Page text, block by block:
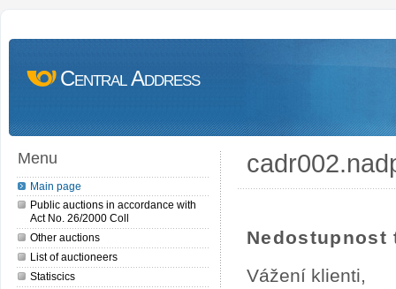
Central Address
Menu
Main page
Public auctions in accordance with
Act No. 26/2000 Coll
Other auctions
List of auctioneers
Statiscics
Nedostupnost
Vážení klienti,